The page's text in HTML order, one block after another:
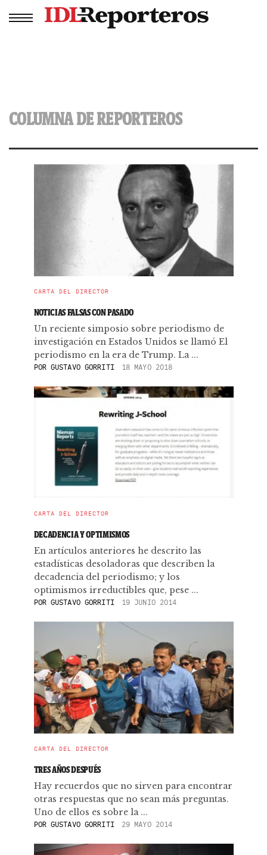
COLUMNA DE REPORTEROS
CARTA DEL DIRECTOR
NOTICIAS FALSAS CON PASADO
Un reciente simposio sobre periodismo de
investigación en Estados Unidos se llamó El
periodismo en la era de Trump. La ...
POR GUSTAVO GORRITI 18 MAYO 2018
CARTA DEL DIRECTOR
DECADENCIA Y OPTIMISMOS
En artículos anteriores he descrito las
estadísticas desoladoras que describen la
decadencia del periodismo; y los
optimismos irreductibles que, pese ...
POR GUSTAVO GORRITI 19 JUNIO 2014
CARTA DEL DIRECTOR
TRES AÑOS DESPUÉS
Hay recuerdos que no sirven para encontrar
otras respuestas que no sean más preguntas.
Uno de ellos es sobre la ...
POR GUSTAVO GORRITI 29 MAYO 2014